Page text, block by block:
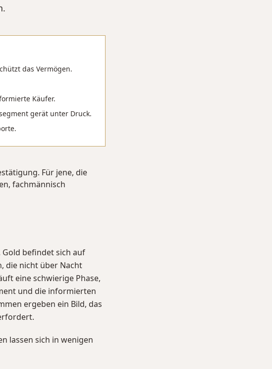
das Vermögen.
Käufer.
gerät unter Druck.
Für jene, die
fachmännisch
befindet sich auf
die nicht über Nacht
eine schwierige Phase,
und die informierten
ergeben ein Bild, das
lassen sich in wenigen